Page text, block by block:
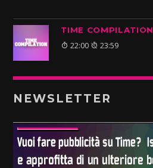
TIME COMPILATION
22:00 23:59
NEWSLETTER